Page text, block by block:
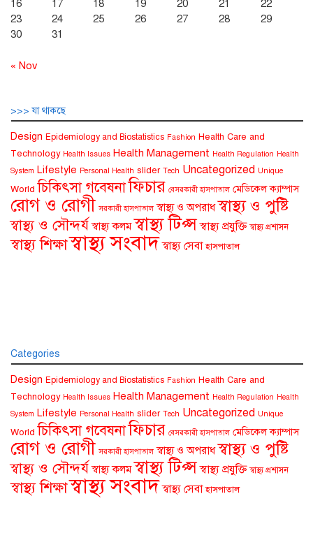
16
17 18 19 20 21
22
23
24 25 26 27 28
29
30
31
« Nov
>>> যা থাকছে
Design Epidemiology and Biostatistics Fashion Health Care and
Technology Health Issues Health Management Health Regulation Health
System Lifestyle Personal Health slider Tech Uncategorized Unique
World চিকিৎসা গবেষনাফিচার বেসরকারী হাসপাতাল মেডিকেল ক্যাম্পাস
রোগ ও রোগী সরকারী হাসপাতাল স্বাস্থ্য ও অপরাধ স্বাস্থ্য ও পুষ্টি
স্বাস্থ্য ও সৌন্দর্য স্বাস্থ্য কলম স্বাস্থ্য টিপ্স স্বাস্থ্য প্রযুক্তি স্বাস্থ্য প্রশাসন
স্বাস্থ্য শিক্ষাস্বাস্থ্য সংবাদ স্বাস্থ্য সেবা হাসপাতাল
Categories
Design Epidemiology and Biostatistics Fashion Health Care and
Technology Health Issues Health Management Health Regulation Health
System Lifestyle Personal Health slider Tech Uncategorized Unique
World চিকিৎসা গবেষনাফিচার বেসরকারী হাসপাতাল মেডিকেল ক্যাম্পাস
রোগ ও রোগী সরকারী হাসপাতাল স্বাস্থ্য ও অপরাধ স্বাস্থ্য ও পুষ্টি
স্বাস্থ্য ও সৌন্দর্য স্বাস্থ্য কলম স্বাস্থ্য টিপ্স স্বাস্থ্য প্রযুক্তি স্বাস্থ্য প্রশাসন
স্বাস্থ্য শিক্ষাস্বাস্থ্য সংবাদ স্বাস্থ্য সেবা হাসপাতাল